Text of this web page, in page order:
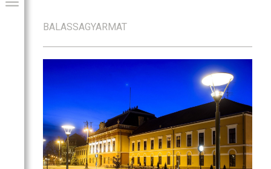
PROGRAM
BALASSAGYARMAT
Balassagyarmat,